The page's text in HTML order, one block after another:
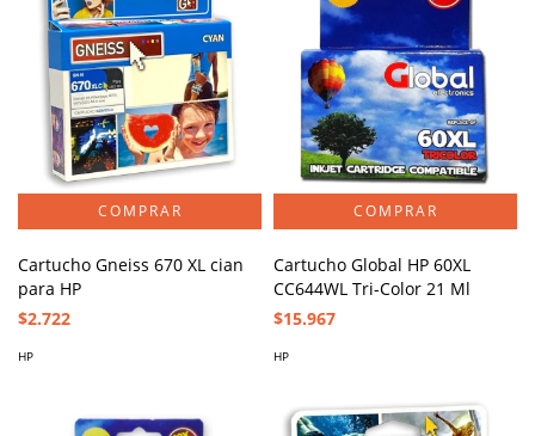
Cartucho Gneiss 670 XL cian
para HP
$2.722
HP
Cartucho Global HP 60XL
CC644WL Tri-Color 21 Ml
$15.967
HP